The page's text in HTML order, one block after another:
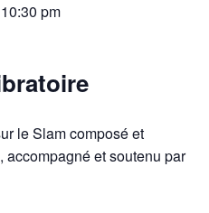
10:30 pm
le Slam composé et
et soutenu par